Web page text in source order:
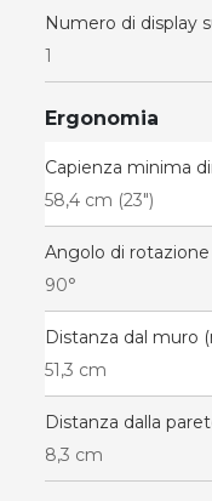
Numero di display
1
Ergonomia
Capienza minima
58,4 cm (23")
Angolo di rotazione
90°
Distanza dal muro
51,3 cm
Distanza dalla
8,3 cm